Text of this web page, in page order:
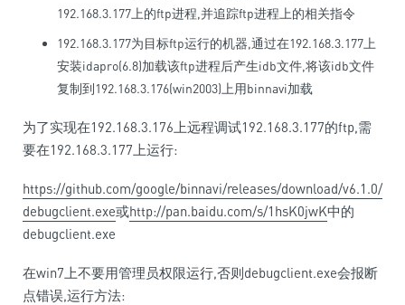
192.168.3.177上的ftp进程,并追踪ftp进程上的相关指令
192.168.3.177为目标ftp运行的机器,通过在192.168.3.177上
安装idapro(6.8)加载该ftp进程后产生idb文件,将该idb文件
复制到192.168.3.176(win2003)上用binnavi加载
为了实现在192.168.3.176上远程调试192.168.3.177的ftp,需
要在192.168.3.177上运行:
https://github.com/google/binnavi/releases/download/v6.1.0/
debugclient.exe或http://pan.baidu.com/s/1hsK0jwK中的
debugclient.exe
在win7上不要用管理员权限运行,否则debugclient.exe会报断
点错误,运行方法: